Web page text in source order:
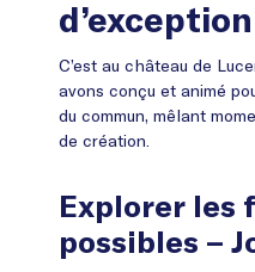
d’exception
C’est au château de
avons conçu et animé
du commun, mêlant
de création.
Explorer les
possibles –